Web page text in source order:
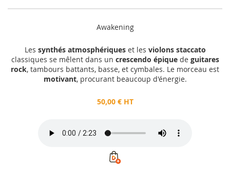
Awakening
Les synthés atmosphériqueset les violons staccato
classiques se mêlent dans un crescendo épiquede guitares
rock, tambours battants, basse, et cymbales. Le morceau est
motivant, procurant beaucoup d'énergie.
50,00 € HT